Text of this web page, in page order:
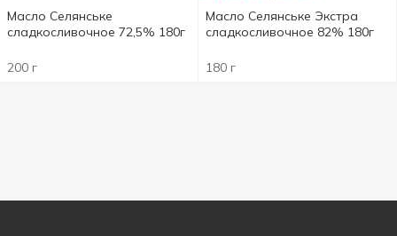
Масло Селянське
сладкосливочное 72,5% 180г
200 г
Масло Селянське Экстра
сладкосливочное 82% 180г
180 г